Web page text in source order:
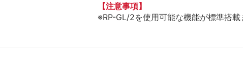
【注意事項】
※RP-GL/2を使用可能な機能が標準搭